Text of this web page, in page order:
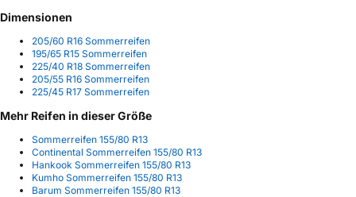
Dimensionen
205/60 R16 Sommerreifen
195/65 R15 Sommerreifen
225/40 R18 Sommerreifen
205/55 R16 Sommerreifen
225/45 R17 Sommerreifen
Mehr Reifen in dieser Größe
Sommerreifen 155/80 R13
Continental Sommerreifen 155/80 R13
Hankook Sommerreifen 155/80 R13
Kumho Sommerreifen 155/80 R13
Barum Sommerreifen 155/80 R13